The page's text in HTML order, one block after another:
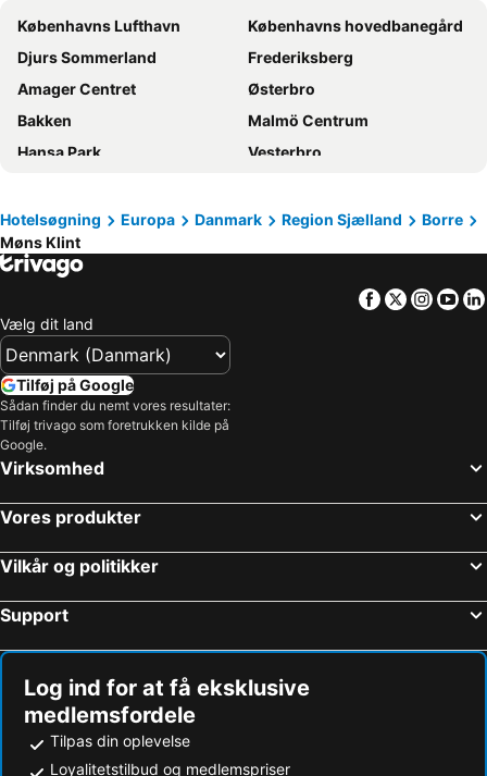
Møen Hostel & Vandrehjem
Bakkelund
Tohøjgaard
Københavns Lufthavn
Københavns hovedbanegård
Djurs Sommerland
Frederiksberg
Amager Centret
Østerbro
Bakken
Malmö Centrum
Hansa Park
Vesterbro
Tivoli
Valbyparken
Ørestad
Rådhuspladsen
Bella Center
Lübeck Julemarked
Flensborg Julemarked
Operaen
Tisvildeleje
Casino Munkebjerg Vejle
Roskilde Festival
Nørreport station
Kiel Julemarked
Odense Banegård Center
Aarhus Vocal Festival
Islands Brygge
Hammershus
København Zoo
Knuthenborg
Strøget
Hotelsøgning Europa Danmark Region Sjælland
Borre
Møns Klint
Facebook
Twitter
Vælg dit land
Tilføj på Google
Sådan finder du nemt vores resultater:
Tilføj trivago som foretrukken kilde på
Google.
Virksomhed
Vores produkter
Vilkår og politikker
Support
Log ind for at få eksklusive
medlemsfordele
Tilpas din oplevelse
Loyalitetstilbud og medlemspriser